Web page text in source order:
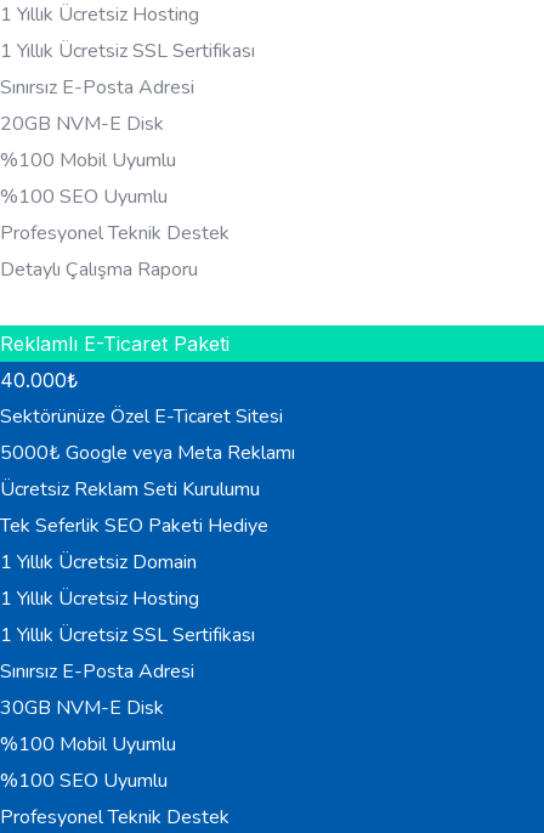
1 Yıllık Ücretsiz Hosting
1 Yıllık Ücretsiz SSL Sertifikası
Sınırsız E-Posta Adresi
20GB NVM-E Disk
%100 Mobil Uyumlu
%100 SEO Uyumlu
Profesyonel Teknik Destek
Detaylı Çalışma Raporu
Reklamlı E-Ticaret Paketi
40.000₺
Sektörünüze Özel E-Ticaret Sitesi
5000₺ Google veya Meta Reklamı
Ücretsiz Reklam Seti Kurulumu
Tek Seferlik SEO Paketi Hediye
1 Yıllık Ücretsiz Domain
1 Yıllık Ücretsiz Hosting
1 Yıllık Ücretsiz SSL Sertifikası
Sınırsız E-Posta Adresi
30GB NVM-E Disk
%100 Mobil Uyumlu
%100 SEO Uyumlu
Profesyonel Teknik Destek